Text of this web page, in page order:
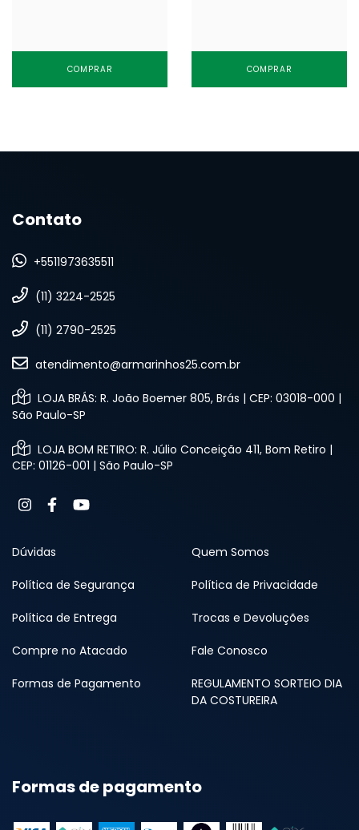
COMPRAR COMPRAR
Contato
+5511973635511
(11) 3224-2525
(11) 2790-2525
atendimento@armarinhos25.com.br
LOJA BRÁS: R. João Boemer 805, Brás | CEP: 03018-000 |
São Paulo-SP
LOJA BOM RETIRO: R. Júlio Conceição 411, Bom Retiro |
CEP: 01126-001 | São Paulo-SP
Dúvidas Quem Somos
Política de Segurança Política de Privacidade
Política de Entrega Trocas e Devoluções
Compre no Atacado Fale Conosco
Formas de Pagamento
REGULAMENTO SORTEIO DIA
DA COSTUREIRA
Formas de pagamento